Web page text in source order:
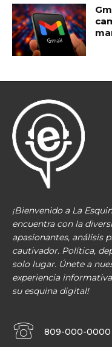
¡Bienvenido a La
encuentra con la
apasionantes, análisis
cautivador. Política,
solo lugar. Únete a
experiencia
su esquina digital!
809-000-0000